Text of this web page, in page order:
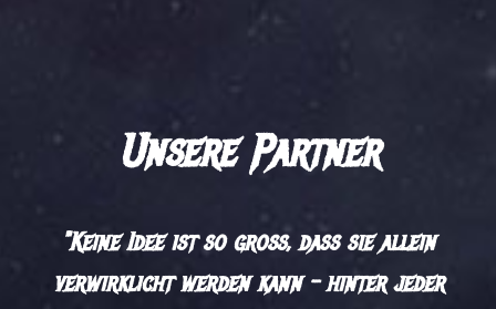
Unsere Partner
"Keine Idee ist so groß, dass sie allein
verwirklicht werden kann - hinter jeder